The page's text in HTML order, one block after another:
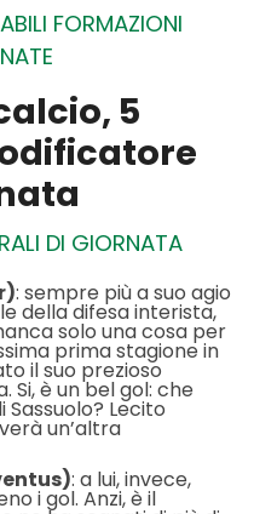
FORMAZIONI
5
DI GIORNATA
: sempre più a suo agio
della difesa interista,
solo una cosa per
prima stagione in
il suo prezioso
Si, è un bel gol: che
Lecito
un’altra
: a lui, invece,
i gol. Anzi, è il